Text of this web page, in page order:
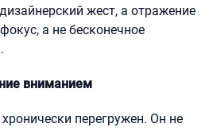
жест, а отражение
а не бесконечное
вниманием
перегружен. Он не